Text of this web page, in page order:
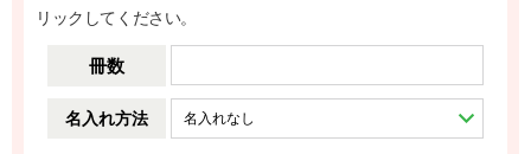
リックしてください。
冊数
名入れ方法